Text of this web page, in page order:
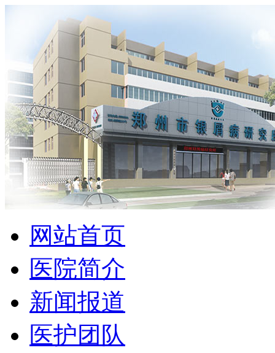
网站首页
医院简介
新闻报道
医护团队